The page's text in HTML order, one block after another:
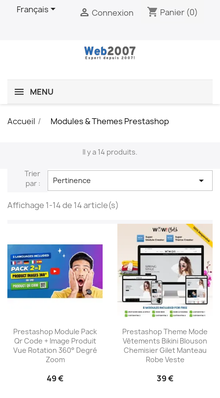
Français  Connexion shopping_cart Panier (0)
MENU
Accueil Modules & Themes Prestashop
Il y a 14 produits.
Trier
par :
Pertinence 
Affichage 1-14 de 14 article(s)
Prestashop Module Pack
Qr Code + Image Produit
Vue Rotation 360° Degré
Zoom
49 €
Prestashop Theme Mode
Vêtements Bikini Blouson
Chemisier Gilet Manteau
Robe Veste
39 €